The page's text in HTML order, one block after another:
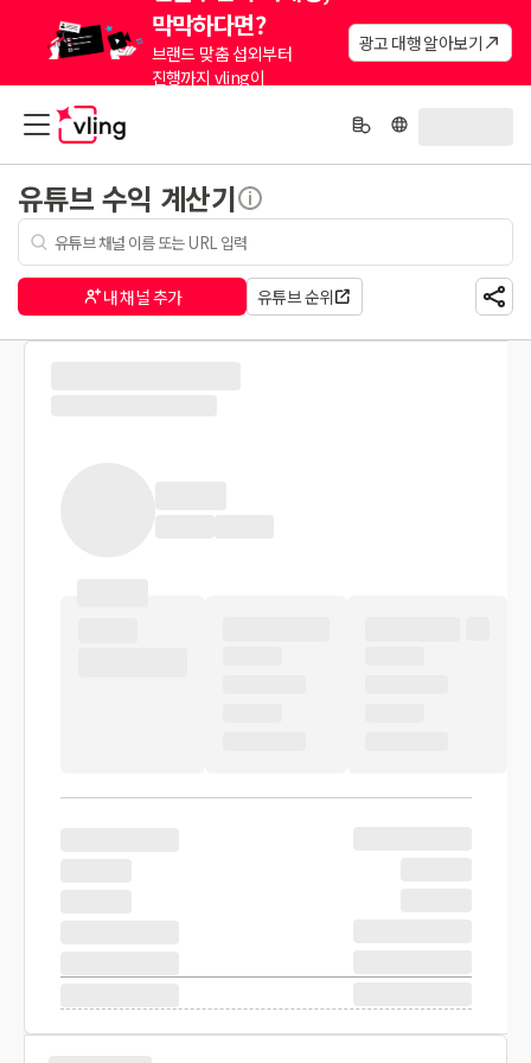
막막하다면?
브랜드 맞춤 섭외부터
진행까지 vling이
광고 대행 알아보기
유튜브 수익 계산기
내 채널 추가 유튜브 순위